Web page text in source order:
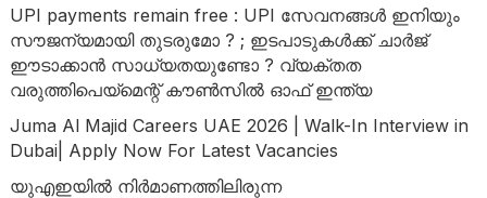
UPI payments remain free : UPI സേവനങ്ങൾ ഇനിയും
സൗജന്യമായി തുടരുമോ ? ; ഇടപാടുകൾക്ക് ചാർജ്
ഈടാക്കാൻ സാധ്യതയുണ്ടോ ? വ്യക്തത
വരുത്തിപെയ്മെന്റ് കൗൺസിൽ ഓഫ് ഇന്ത്യ
Juma Al Majid Careers UAE 2026 | Walk-In Interview in
Dubai| Apply Now For Latest Vacancies
യുഎഇയിൽ നിർമാണത്തിലിരുന്ന